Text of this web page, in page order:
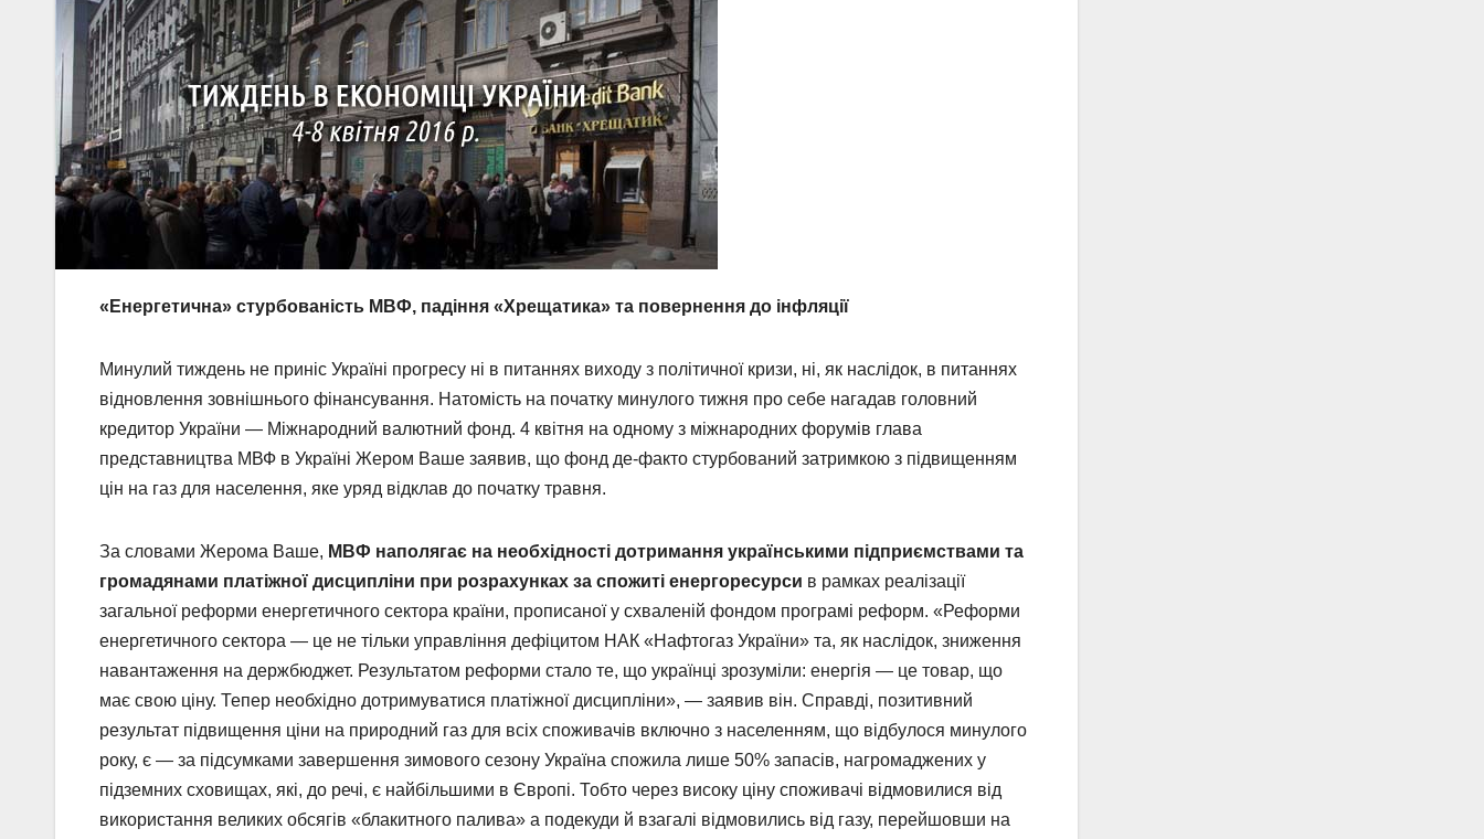
«Енергетична» стурбованість МВФ, падіння «Хрещатика» та повернення до інфляції
Минулий тиждень не приніс Україні прогресу ні в питаннях виходу з політичної кризи, ні, як наслідок, в питаннях
відновлення зовнішнього фінансування. Натомість на початку минулого тижня про себе нагадав головний
кредитор України — Міжнародний валютний фонд. 4 квітня на одному з міжнародних форумів глава
представництва МВФ в Україні Жером Ваше заявив, що фонд де-факто стурбований затримкою з підвищенням
цін на газ для населення, яке уряд відклав до початку травня.
За словами Жерома Ваше, МВФ наполягає на необхідності дотримання українськими підприємствами та
громадянами платіжної дисципліни при розрахунках за спожиті енергоресурси в рамках реалізації
загальної реформи енергетичного сектора країни, прописаної у схваленій фондом програмі реформ. «Реформи
енергетичного сектора — це не тільки управління дефіцитом НАК «Нафтогаз України» та, як наслідок, зниження
навантаження на держбюджет. Результатом реформи стало те, що українці зрозуміли: енергія — це товар, що
має свою ціну. Тепер необхідно дотримуватися платіжної дисципліни», — заявив він. Справді, позитивний
результат підвищення ціни на природний газ для всіх споживачів включно з населенням, що відбулося минулого
року, є — за підсумками завершення зимового сезону Україна спожила лише 50% запасів, нагромаджених у
підземних сховищах, які, до речі, є найбільшими в Європі. Тобто через високу ціну споживачі відмовилися від
використання великих обсягів «блакитного палива» а подекуди й взагалі відмовились від газу, перейшовши на